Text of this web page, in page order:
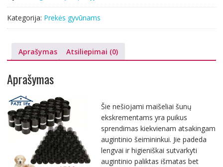
Kategorija: Prekės gyvūnams
Aprašymas Atsiliepimai (0)
Aprašymas
Šie nešiojami maišeliai šunų
ekskrementams yra puikus
sprendimas kiekvienam atsakingam
augintinio šeimininkui. Jie padeda
lengvai ir higieniškai sutvarkyti
augintinio paliktas išmatas bet